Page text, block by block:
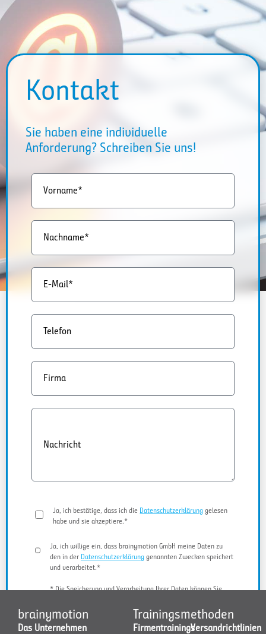
Kontakt
Sie haben eine individuelle
Anforderung? Schreiben Sie uns!
Vorname*
Nachname*
E-Mail*
Telefon
Firma
Nachricht
Ja, ich bestätige, dass ich die Datenschutzerklärung gelesen
habe und sie akzeptiere.*
Ja, ich willige ein, dass brainymotion GmbH meine Daten zu
den in der Datenschutzerklärung genannten Zwecken speichert
und verarbeitet.*
* Die Speicherung und Verarbeitung Ihrer Daten können Sie
brainymotion
Das Unternehmen
Trainingsmethoden
FirmentrainingsVersandrichtlinien